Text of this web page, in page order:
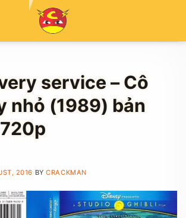
service – Cô
nhỏ (1989) bản
2016 BYCRACKMAN